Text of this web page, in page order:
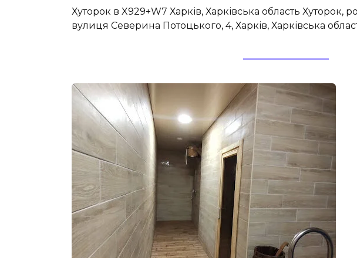
Хуторок в X929+W7 Харків, Харківська область Хуторок,
вулиця Северина Потоцького, 4, Харків, Харківська